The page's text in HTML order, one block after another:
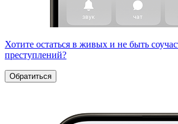
Хотите остаться в живых и не быть
преступлений?
Обратиться